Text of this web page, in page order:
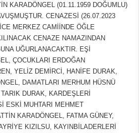
KARADÖNGEL (01.11.1959 DOĞUMLU)
CENAZESİ (26.07.2023
MERKEZ CAMİİNDE ÖĞLE
CENAZE NAMAZINDAN
UĞURLANACAKTIR. EŞİ
ÇOCUKLARI ERDOĞAN
YELİZ DEMİRCİ, HANİFE DURAK,
DAMATLARI MERHUM HÜSNÜ
DURAK, KARDEŞLERİ
ESKİ MUHTARI MEHMET
KARADÖNGEL, FATMA GÜNEY,
KIZILSU, KAYINBİLADERLERİ